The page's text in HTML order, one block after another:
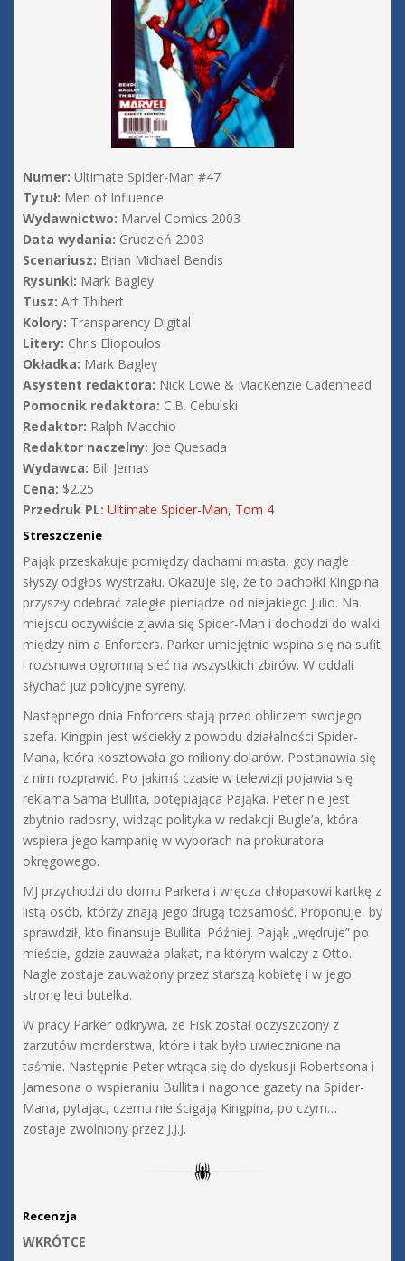
Numer: Ultimate Spider-Man #47
Tytuł: Men of Influence
Wydawnictwo: Marvel Comics 2003
Data wydania: Grudzień 2003
Scenariusz: Brian Michael Bendis
Rysunki: Mark Bagley
Tusz: Art Thibert
Kolory: Transparency Digital
Litery: Chris Eliopoulos
Okładka: Mark Bagley
Asystent redaktora: Nick Lowe & MacKenzie Cadenhead
Pomocnik redaktora: C.B. Cebulski
Redaktor: Ralph Macchio
Redaktor naczelny: Joe Quesada
Wydawca: Bill Jemas
Cena: $2.25
Przedruk PL: Ultimate Spider-Man, Tom 4
Streszczenie
Pająk przeskakuje pomiędzy dachami miasta, gdy nagle
słyszy odgłos wystrzału. Okazuje się, że to pachołki Kingpina
przyszły odebrać zaległe pieniądze od niejakiego Julio. Na
miejscu oczywiście zjawia się Spider-Man i dochodzi do walki
między nim a Enforcers. Parker umiejętnie wspina się na sufit
i rozsnuwa ogromną sieć na wszystkich zbirów. W oddali
słychać już policyjne syreny.
Następnego dnia Enforcers stają przed obliczem swojego
szefa. Kingpin jest wściekły z powodu działalności Spider-
Mana, która kosztowała go miliony dolarów. Postanawia się
z nim rozprawić. Po jakimś czasie w telewizji pojawia się
reklama Sama Bullita, potępiająca Pająka. Peter nie jest
zbytnio radosny, widząc polityka w redakcji Bugle’a, która
wspiera jego kampanię w wyborach na prokuratora
okręgowego.
MJ przychodzi do domu Parkera i wręcza chłopakowi kartkę z
listą osób, którzy znają jego drugą tożsamość. Proponuje, by
sprawdził, kto finansuje Bullita. Później. Pająk „wędruje” po
mieście, gdzie zauważa plakat, na którym walczy z Otto.
Nagle zostaje zauważony przez starszą kobietę i w jego
stronę leci butelka.
W pracy Parker odkrywa, że Fisk został oczyszczony z
zarzutów morderstwa, które i tak było uwiecznione na
taśmie. Następnie Peter wtrąca się do dyskusji Robertsona i
Jamesona o wspieraniu Bullita i nagonce gazety na Spider-
Mana, pytając, czemu nie ścigają Kingpina, po czym…
zostaje zwolniony przez J.J.J.
Recenzja
WKRÓTCE